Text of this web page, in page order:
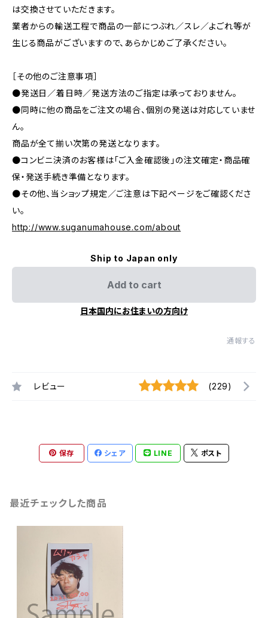
は交換させていただきます。
業者からの輸送工程で商品の一部につぶれ／スレ／よごれ等が
生じる商品がございますので、あらかじめご了承ください。
［その他のご注意事項］
●発送日／着日時／発送方法のご指定は承っておりません。
●同時に他の商品をご注文の場合、個別の発送は対応していませ
ん。
商品が全て揃い次第の発送となります。
●コンビニ決済のお客様は「ご入金確認後」の注文確定・商品確
保・発送手続き準備となります。
●その他、当ショップ規定／ご注意は下記ページをご確認くださ
い。
http://www.suganumahouse.com/about
Ship to Japan only
Add to cart
日本国内にお住まいの方向け
通報する
レビュー (229)
保存 シェア LINE ポスト
最近チェックした商品